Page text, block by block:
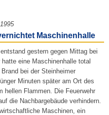
Maschinenhalle
gestern gegen Mittag bei
eine Maschinenhalle total
bei der Steinheimer
Minuten später am Ort des
hellen Flammen. Die Feuerwehr
die Nachbargebäude verhindern.
Maschinen, ein